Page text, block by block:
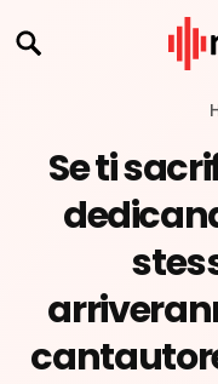
Se ti